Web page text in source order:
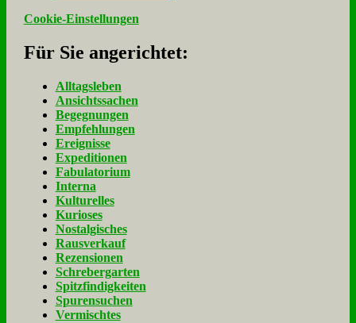
Cookie-Einstellungen
Für Sie an­ge­rich­tet:
Alltagsleben
Ansichtssachen
Begegnungen
Empfehlungen
Ereignisse
Expeditionen
Fabulatorium
Interna
Kulturelles
Kurioses
Nostalgisches
Rausverkauf
Rezensionen
Schrebergarten
Spitzfindigkeiten
Spurensuchen
Vermischtes